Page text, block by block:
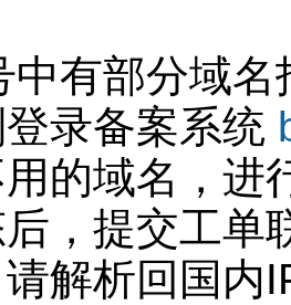
中有部分域
录备案系统
的域名，进
，提交工单
解析回国内